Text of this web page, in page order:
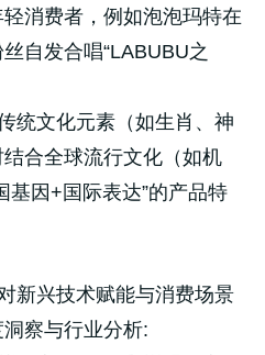
消费者，例如泡泡玛特在
自发合唱“LABUBU之
统文化元素（如生肖、神
合全球流行文化（如机
基因+国际表达”的产品特
新兴技术赋能与消费场景
察与行业分析: